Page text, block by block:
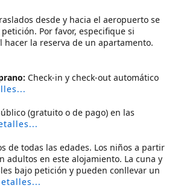
desde y hacia el aeropuerto se
Por favor, especifique si
hacer la reserva de un apartamento.
Check-in y check-out automático
(gratuito o de pago) en las
de todas las edades. Los niños a partir
adultos en este alojamiento. La cuna y
bajo petición y pueden conllevar un